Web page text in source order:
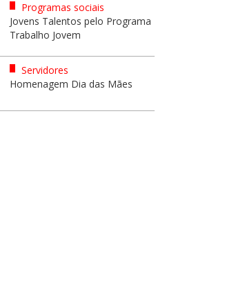
Programas sociais
Jovens Talentos pelo Programa
Trabalho Jovem
Servidores
Homenagem Dia das Mães